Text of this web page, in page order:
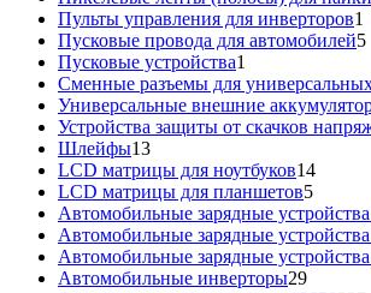
Пульты управления для инверторов1
Пусковые провода для автомобилей55
Пусковые устройства1
товар
Сменные разъемы для
Универсальные внешние
Устройства защиты от скачков
Шлейфы1313
товаров
LCD матрицы для ноутбуков1414
LCD матрицы для планшетов55
Автомобильные зарядные устройства
Автомобильные зарядные
Автомобильные зарядные
Автомобильные инверторы2929